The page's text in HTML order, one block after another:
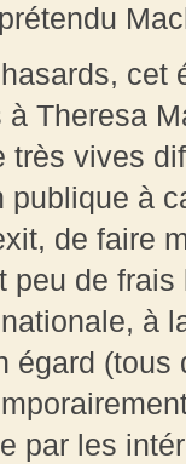
cet
Theresa
très vives
publique à
de faire
peu de
nationale, à
égard
par les